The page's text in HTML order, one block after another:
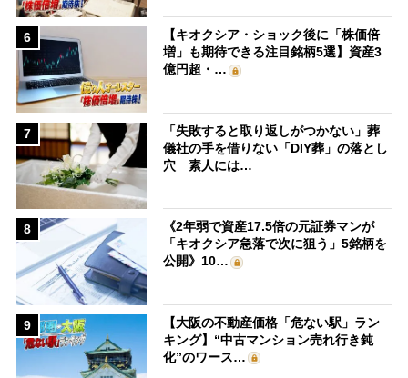
6
【キオクシア・ショック後に「株価倍
増」も期待できる注目銘柄5選】資産3
億円超・…
7
「失敗すると取り返しがつかない」葬
儀社の手を借りない「DIY葬」の落とし
穴 素人には…
8
《2年弱で資産17.5倍の元証券マンが
「キオクシア急落で次に狙う」5銘柄を
公開》10…
9
【大阪の不動産価格「危ない駅」ラン
キング】“中古マンション売れ行き鈍
化”のワース…